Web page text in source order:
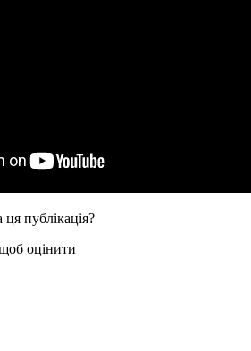
публікація?
оцінити